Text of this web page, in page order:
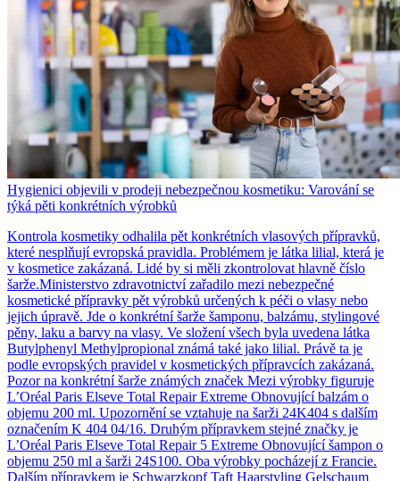
Hygienici objevili v prodeji nebezpečnou kosmetiku: Varování se
týká pěti konkrétních výrobků
Kontrola kosmetiky odhalila pět konkrétních vlasových přípravků,
které nesplňují evropská pravidla. Problémem je látka lilial, která je
v kosmetice zakázaná. Lidé by si měli zkontrolovat hlavně číslo
šarže.Ministerstvo zdravotnictví zařadilo mezi nebezpečné
kosmetické přípravky pět výrobků určených k péči o vlasy nebo
jejich úpravě. Jde o konkrétní šarže šamponu, balzámu, stylingové
pěny, laku a barvy na vlasy. Ve složení všech byla uvedena látka
Butylphenyl Methylpropional známá také jako lilial. Právě ta je
podle evropských pravidel v kosmetických přípravcích zakázaná.
Pozor na konkrétní šarže známých značek Mezi výrobky figuruje
L’Oréal Paris Elseve Total Repair Extreme Obnovující balzám o
objemu 200 ml. Upozornění se vztahuje na šarži 24K404 s dalším
označením K 404 04/16. Druhým přípravkem stejné značky je
L’Oréal Paris Elseve Total Repair 5 Extreme Obnovující šampon o
objemu 250 ml a šarži 24S100. Oba výrobky pocházejí z Francie.
Dalším přípravkem je Schwarzkopf Taft Haarstyling Gelschaum